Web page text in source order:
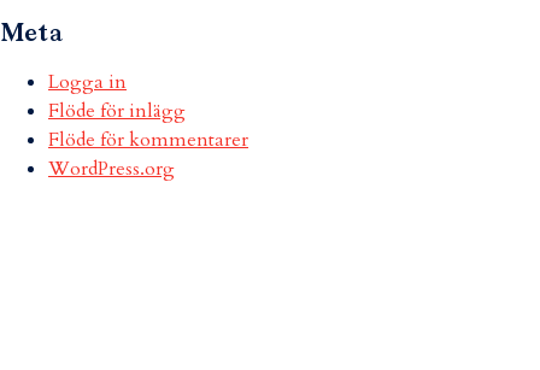
Meta
Logga in
Flöde för inlägg
Flöde för kommentarer
WordPress.org